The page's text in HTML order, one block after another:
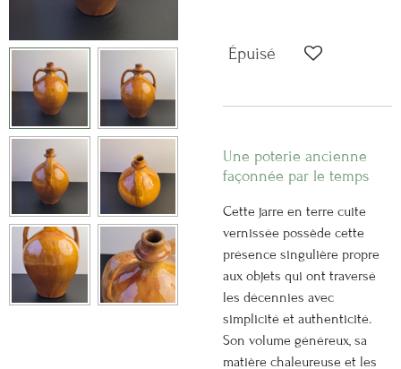
Épuisé
Une poterie ancienne
façonnée par le temps
Cette jarre en terre cuite
vernissée possède cette
présence singulière propre
aux objets qui ont traversé
les décennies avec
simplicité et authenticité.
Son volume généreux, sa
matière chaleureuse et les